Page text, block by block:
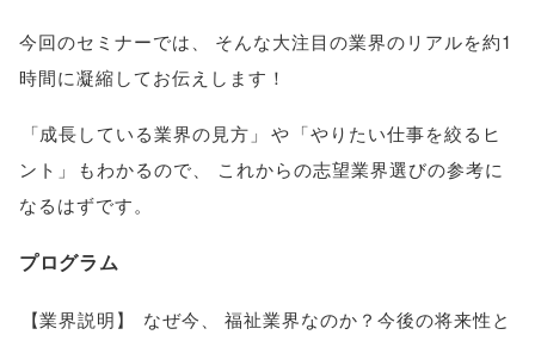
今回のセミナーでは、
そんな大注目の業界のリアルを約1
時間に凝縮してお伝えします！
「成長している業界の見方 」 や 「やりたい仕事を絞るヒ
ント 」 もわかるので、
これからの志望業界選びの参考に
なるはずです。
プログラム
【業界説明】 なぜ今
福祉業界なのか？今後の将来性と